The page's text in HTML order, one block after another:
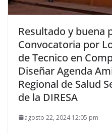
Resultado y buena
Convocatoria por
de Tecnico en
Diseñar Agenda
Regional de Salud
de la DIRESA
agosto 22, 2024 12:05 pm